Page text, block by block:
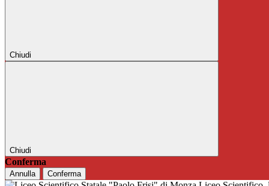
Chiudi
Chiudi
Conferma
Annulla Conferma